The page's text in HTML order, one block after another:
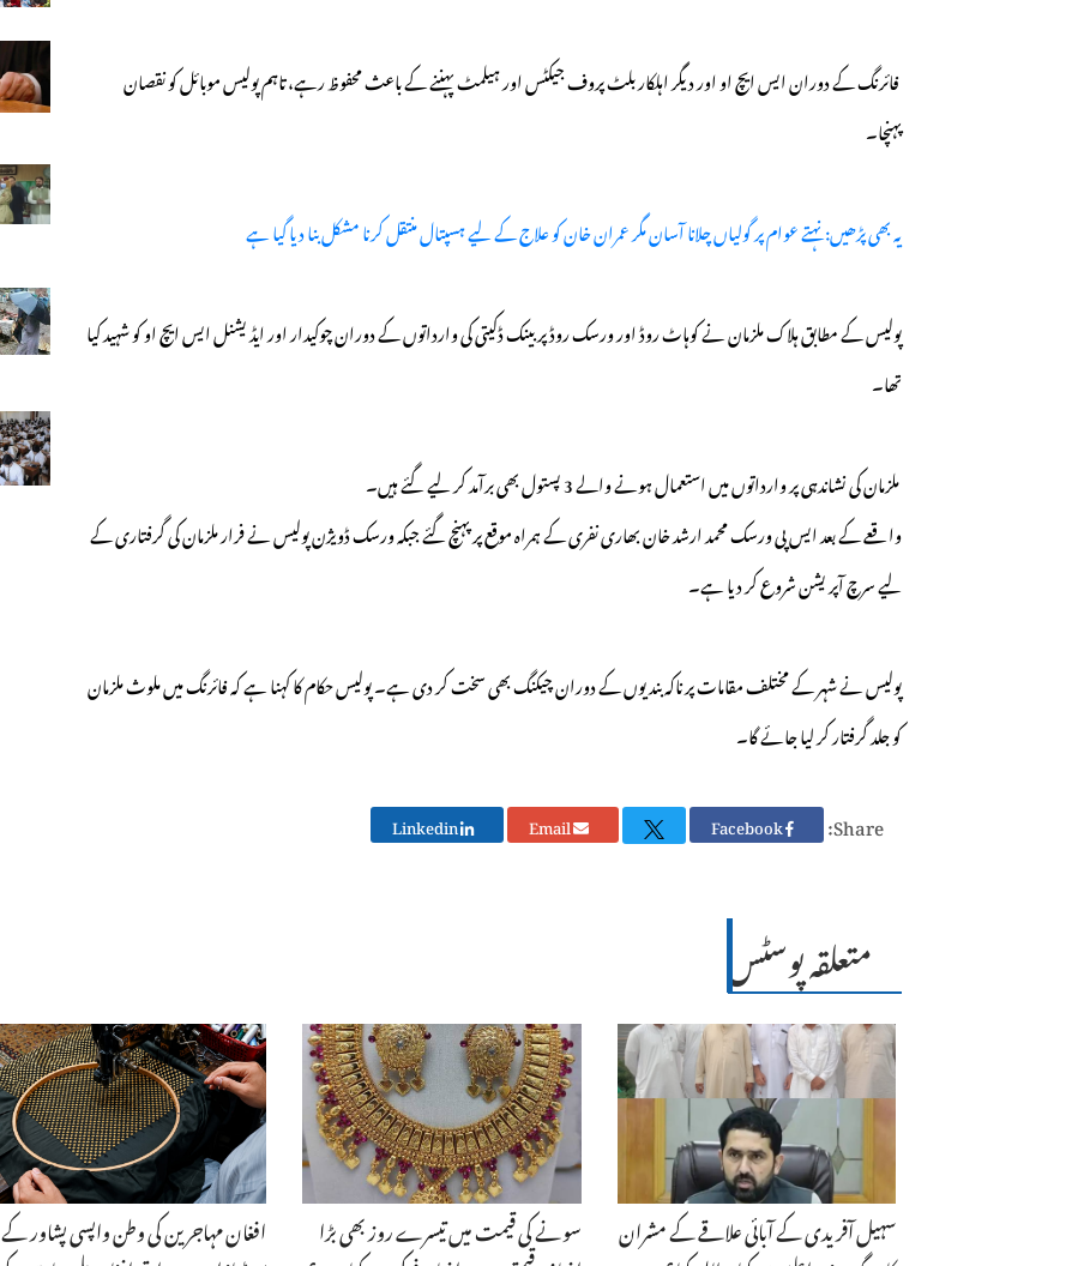
فائرنگ کے دوران ایس ایچ او اور دیگر اہلکار بلٹ پروف جیکٹس اور ہیلمٹ پہننے کے باعث محفوظ رہے، تاہم پولیس موبائل کو نقصان
پہنچا۔
یہ بھی پڑھیں: نہتے عوام پر گولیاں چلانا آسان مگر عمران خان کو علاج کے لیے ہسپتال منتقل کرنا مشکل بنا دیا گیا ہے
پولیس کے مطابق ہلاک ملزمان نے کوہاٹ روڈ اور ورسک روڈ پر بینک ڈکیتی کی وارداتوں کے دوران چوکیدار اور ایڈیشنل ایس ایچ او کو شہید کیا
تھا۔
ملزمان کی نشاندہی پر وارداتوں میں استعمال ہونے والے 3 پستول بھی برآمد کر لیے گئے ہیں۔
واقعے کے بعد ایس پی ورسک محمد ارشد خان بھاری نفری کے ہمراہ موقع پر پہنچ گئے جبکہ ورسک ڈویژن پولیس نے فرار ملزمان کی گرفتاری کے
لیے سرچ آپریشن شروع کر دیا ہے۔
پولیس نے شہر کے مختلف مقامات پر ناکہ بندیوں کے دوران چیکنگ بھی سخت کر دی ہے۔ پولیس حکام کا کہنا ہے کہ فائرنگ میں ملوث ملزمان
کو جلد گرفتار کر لیا جائے گا۔
Share:
Email
Linkedin
متعلقہ پوسٹس
سہیل آفریدی کے آبائی علاقے کے مشران
سونے کی قیمت میں تیسرے روز بھی بڑا
افغان مہاجرین کی وطن واپسی پشاور کے